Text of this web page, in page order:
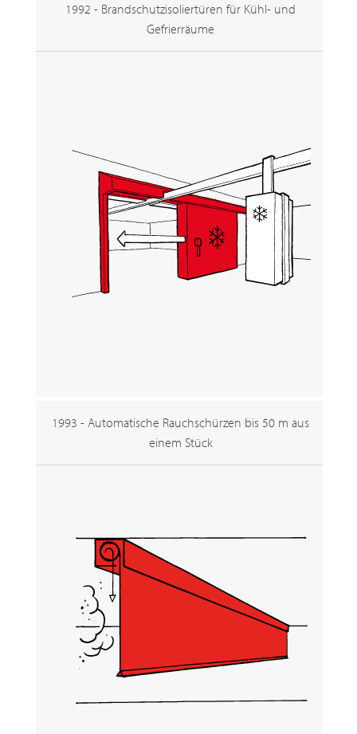
1992 - Brandschutzisoliertüren für Kühl- und
Gefrierräume
1993 - Automatische Rauchschürzen bis 50 m aus
einem Stück